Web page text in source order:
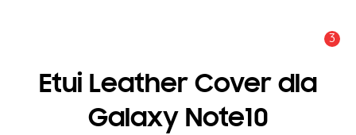
3
Etui Leather Cover dla
Galaxy Note10